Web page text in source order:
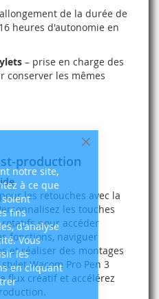
Fermer
notre site,
à ce que
soient
fins
d'analyse
Vous
les
en cliquant
de la durée de
heures d'autonomie en
– prise en charge des
conserver les mêmes
production
les retouches avec la
les touches
rotatifs pour accéder
fonctions, naviguer
et réaliser des montages
Wacom Pro Pen 3
flux créatif et accélérez